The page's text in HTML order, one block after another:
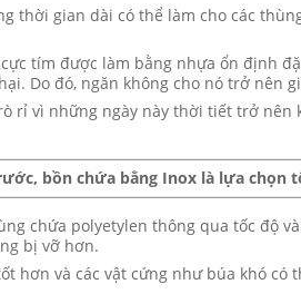
thời gian dài có thể làm cho các
tím được làm bằng nhựa ổn định
Do đó, ngăn không cho nó trở nên
rỉ vì những ngày này thời tiết trở nên
bồn chứa bằng Inox là lựa
chứa polyetylen thông qua tốc độ
bị vỡ hơn.
hơn và các vật cứng như búa khó có